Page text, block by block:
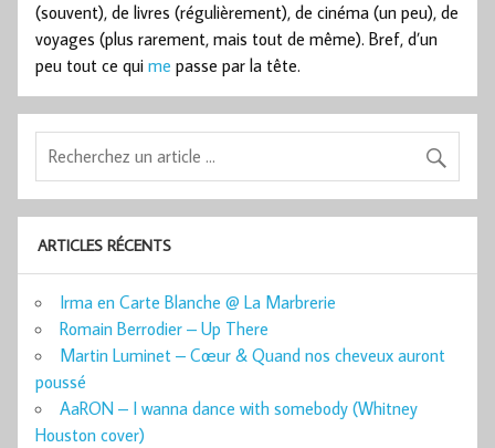
(souvent), de livres (régulièrement), de cinéma (un peu), de
voyages (plus rarement, mais tout de même). Bref, d’un
peu tout ce qui me passe par la tête.
ARTICLES RÉCENTS
Irma en Carte Blanche @ La Marbrerie
Romain Berrodier – Up There
Martin Luminet – Cœur & Quand nos cheveux auront
poussé
AaRON – I wanna dance with somebody (Whitney
Houston cover)